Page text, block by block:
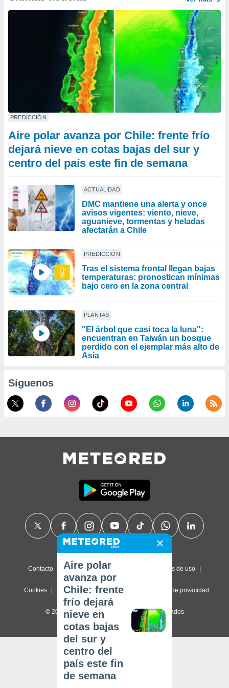
PREDICCIÓN
Aire polar avanza por Chile: frente frío
dejará nieve en cotas bajas del sur y
centro del país este fin de semana
ACTUALIDAD
DMC mantiene una alerta y once
avisos vigentes: viento, nieve,
aguanieve, tormentas y heladas
afectarán a Chile
PREDICCIÓN
Tras el sistema frontal llegan bajas
temperaturas: pronostican mínimas
bajo cero en la zona central
PLANTAS
"El árbol que casi toca la luna":
encuentran en Taiwán un bosque
perdido con el ejemplar más alto de
Asia
Síguenos
Contacto Sobre nosotros Términos de uso
Cookies Política de privacidad Configuración de privacidad
© 2026 Meteored. Todos los derechos reservados
Aire polar
avanza por
Chile: frente
frío dejará
nieve en
cotas bajas
del sur y
centro del
país este fin
de semana